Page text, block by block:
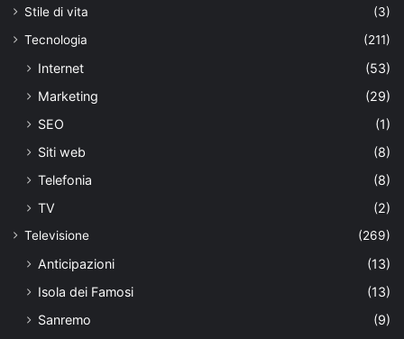
Stile di vita
(3)
Tecnologia
(211)
Internet
(53)
Marketing
(29)
SEO
(1)
Siti web
(8)
Telefonia
(8)
TV
(2)
Televisione (269)
Anticipazioni
(13)
Isola dei Famosi
(13)
Sanremo
(9)